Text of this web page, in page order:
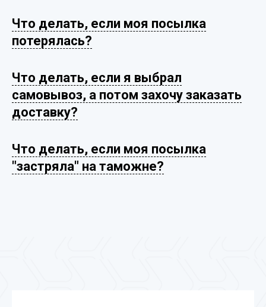
Что делать, если моя посылка
потерялась?
Что делать, если я выбрал
самовывоз, а потом захочу заказать
доставку?
Что делать, если моя посылка
"застряла" на таможне?